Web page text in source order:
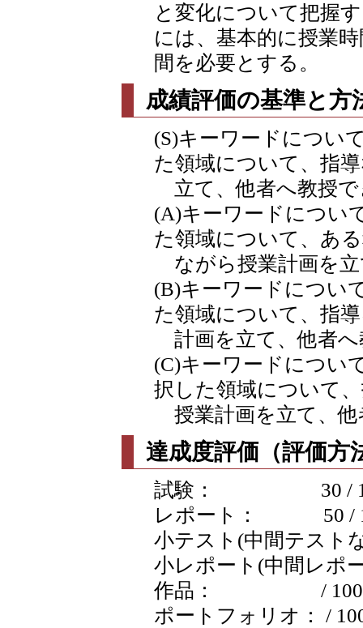
と変化について把握
には、基本的に授業
間を必要とする。
成績評価の基準と方
(S)キーワードについ
た領域について、指
立て、他者へ教授で
(A)キーワードについ
た領域について、あ
ながら授業計画を立
(B)キーワードについ
た領域について、指
計画を立て、他者へ
(C)キーワードについ
択した領域について
授業計画を立て、他
達成度評価（評価方
試験： 30 /
レポート： 50 /
小テスト(中間テスト
小レポート(中間レポ
作品： / 100
ポートフォリオ： /